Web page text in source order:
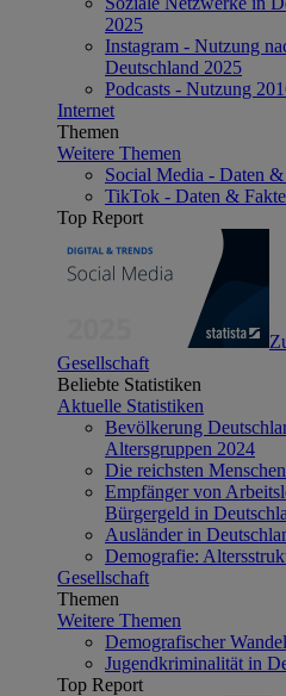
2025
Instagram - Nutzung
Deutschland 2025
Podcasts - Nutzung
Internet
Themen
Weitere Themen
Social Media - Daten &
TikTok - Daten &
Top Report
Gesellschaft
Beliebte Statistiken
Aktuelle Statistiken
Bevölkerung
Altersgruppen 2024
Die reichsten
Empfänger von
Bürgergeld in
Ausländer in
Demografie:
Gesellschaft
Themen
Weitere Themen
Demografischer
Jugendkriminalität in
Top Report